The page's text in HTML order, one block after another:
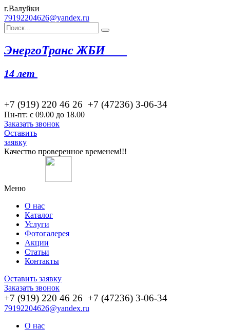
г.Валуйки
79192204626@yandex.ru
ЭнергоТранс ЖБИ
14 лет
+7 (919) 220 46 26 +7 (47236) 3-06-34
Пн-пт: с 09.00 до 18.00
Заказать звонок
Оставить
заявку
Качество проверенное временем!!!
Меню
О нас
Каталог
Услуги
Фотогалерея
Акции
Статьи
Контакты
Оставить заявку
Заказать звонок
+7 (919) 220 46 26 +7 (47236) 3-06-34
79192204626@yandex.ru
О нас